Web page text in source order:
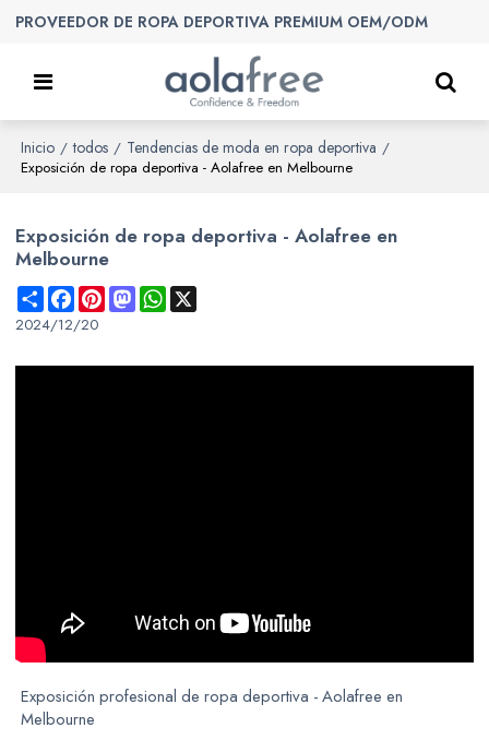
PROVEEDOR DE ROPA DEPORTIVA PREMIUM OEM/ODM
Inicio / todos / Tendencias de moda en ropa deportiva /
Exposición de ropa deportiva - Aolafree en Melbourne
Exposición de ropa deportiva - Aolafree en
Melbourne
ShareFacebookPinterestMastodonWhatsApp
2024/12/20
Exposición profesional de ropa deportiva - Aolafree en
Melbourne